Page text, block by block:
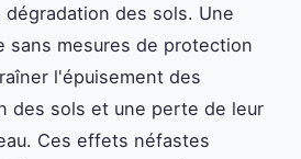
des sols. Une
sans mesures de protection
l'épuisement des
des sols et une perte de leur
Ces effets néfastes